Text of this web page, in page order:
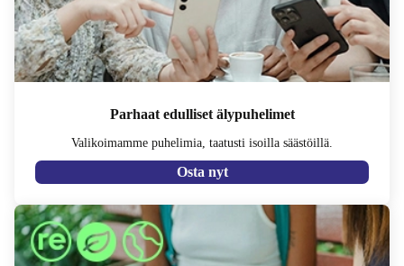
Parhaat edulliset älypuhelimet
Valikoimamme puhelimia, taatusti isoilla säästöillä.
Osta nyt